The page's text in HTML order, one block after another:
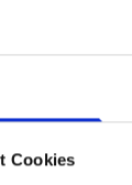
Cookies
Y.Gerstädt,